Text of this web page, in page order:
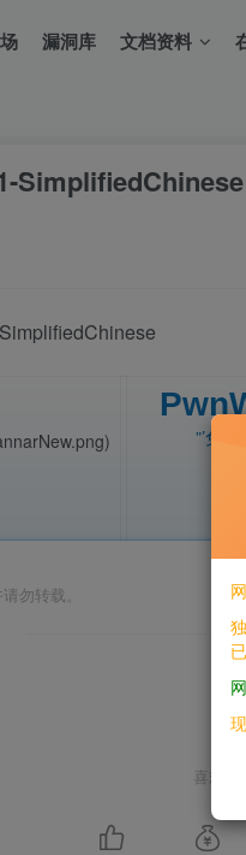
漏洞库 文档资料
SimplifiedChinese
”’免
勿转载。
喜欢就